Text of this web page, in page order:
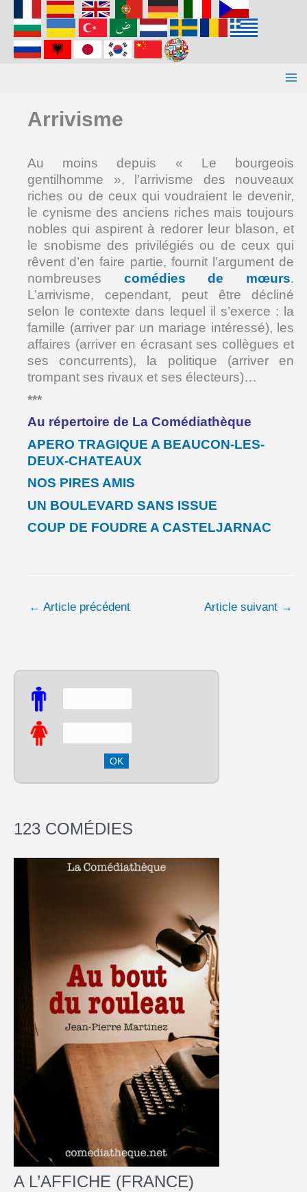
contenu
Arrivisme
Au moins depuis « Le bourgeois
gentilhomme », l’arrivisme des nouveaux
riches ou de ceux qui voudraient le devenir,
le cynisme des anciens riches mais toujours
nobles qui aspirent à redorer leur blason, et
le snobisme des privilégiés ou de ceux qui
rêvent d’en faire partie, fournit l’argument de
nombreuses comédies de mœurs.
L’arrivisme, cependant, peut être décliné
selon le contexte dans lequel il s’exerce : la
famille (arriver par un mariage intéressé), les
affaires (arriver en écrasant ses collègues et
ses concurrents), la politique (arriver en
trompant ses rivaux et ses électeurs)…
***
Au répertoire de La Comédiathèque
APERO TRAGIQUE A BEAUCON-LES-
DEUX-CHATEAUX
NOS PIRES AMIS
UN BOULEVARD SANS ISSUE
COUP DE FOUDRE A CASTELJARNAC
← Article précédent Article suivant →
123 COMÉDIES
A L’AFFICHE (FRANCE)